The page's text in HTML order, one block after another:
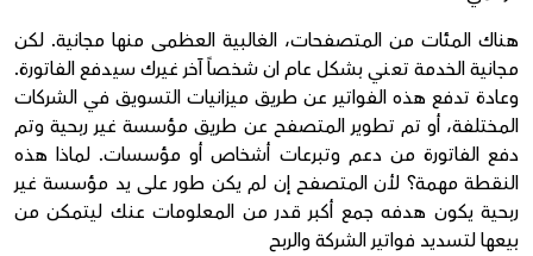
هناك المئات من المتصفحات، الغالبية العظمى منها مجانية. لكن
مجانية الخدمة تعني بشكل عام ان شخصاً آخر غيرك سيدفع الفاتورة.
وعادة تدفع هذه الفواتير عن طريق ميزانيات التسويق في الشركات
المختلفة، أو تم تطوير المتصفح عن طريق مؤسسة غير ربحية وتم
دفع الفاتورة من دعم وتبرعات أشخاص أو مؤسسات. لماذا هذه
النقطة مهمة؟ لأن المتصفح إن لم يكن طور على يد مؤسسة غير
ربحية يكون هدفه جمع أكبر قدر من المعلومات عنك ليتمكن من
بيعها لتسديد فواتير الشركة والربح